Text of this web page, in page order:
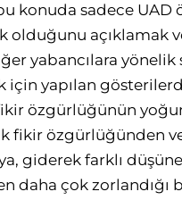
konuda sadece
olduğunu açıklamak
yabancılara yönelik
için yapılan
özgürlüğünün
fikir özgürlüğünden
giderek farklı
daha çok